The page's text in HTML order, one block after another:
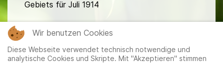
Gebiets für Juli 1914
Wir benutzen Cookies
Diese Webseite verwendet technisch notwendige und
analytische Cookies und Skripte. Mit "Akzeptieren" stimmen